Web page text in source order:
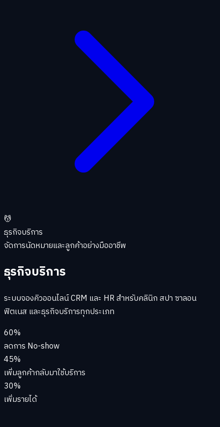
💆
ธุรกิจบริการ
จัดการนัดหมายและลูกค้าอย่างมืออาชีพ
ธุรกิจบริการ
ระบบจองคิวออนไลน์ CRM และ HR สำหรับคลินิก สปา ซาลอน
ฟิตเนส และธุรกิจบริการทุกประเภท
60%
ลดการ No-show
45%
เพิ่มลูกค้ากลับมาใช้บริการ
30%
เพิ่มรายได้